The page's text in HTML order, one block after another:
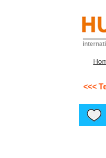
<<<